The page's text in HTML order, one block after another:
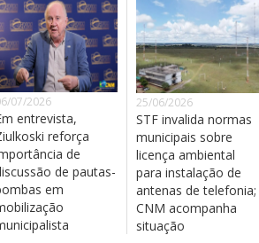
07/2026
entrevista,
reforça
de
de pautas-
em
25/06/2026
STF invalida normas
municipais sobre
licença ambiental
para instalação de
antenas de telefonia;
CNM acompanha
situação